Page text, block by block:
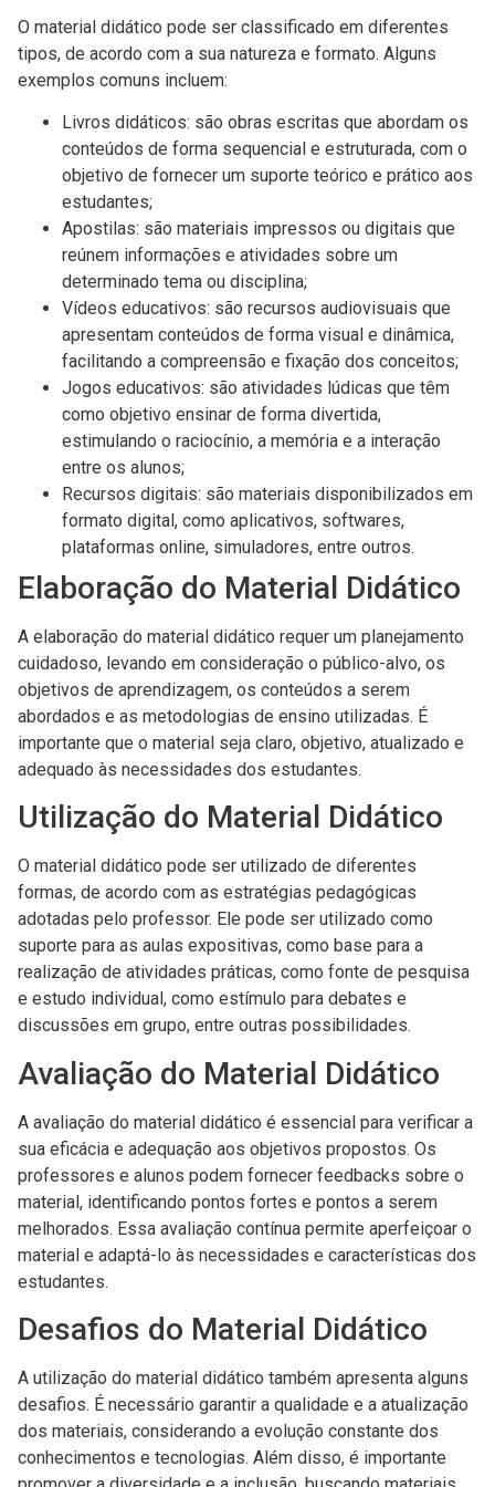
O material didático pode ser classificado em diferentes
tipos, de acordo com a sua natureza e formato. Alguns
exemplos comuns incluem:
Livros didáticos: são obras escritas que abordam os
conteúdos de forma sequencial e estruturada, com o
objetivo de fornecer um suporte teórico e prático aos
estudantes;
Apostilas: são materiais impressos ou digitais que
reúnem informações e atividades sobre um
determinado tema ou disciplina;
Vídeos educativos: são recursos audiovisuais que
apresentam conteúdos de forma visual e dinâmica,
facilitando a compreensão e fixação dos conceitos;
Jogos educativos: são atividades lúdicas que têm
como objetivo ensinar de forma divertida,
estimulando o raciocínio, a memória e a interação
entre os alunos;
Recursos digitais: são materiais disponibilizados em
formato digital, como aplicativos, softwares,
plataformas online, simuladores, entre outros.
Elaboração do Material Didático
A elaboração do material didático requer um planejamento
cuidadoso, levando em consideração o público-alvo, os
objetivos de aprendizagem, os conteúdos a serem
abordados e as metodologias de ensino utilizadas. É
importante que o material seja claro, objetivo, atualizado e
adequado às necessidades dos estudantes.
Utilização do Material Didático
O material didático pode ser utilizado de diferentes
formas, de acordo com as estratégias pedagógicas
adotadas pelo professor. Ele pode ser utilizado como
suporte para as aulas expositivas, como base para a
realização de atividades práticas, como fonte de pesquisa
e estudo individual, como estímulo para debates e
discussões em grupo, entre outras possibilidades.
Avaliação do Material Didático
A avaliação do material didático é essencial para verificar a
sua eficácia e adequação aos objetivos propostos. Os
professores e alunos podem fornecer feedbacks sobre o
material, identificando pontos fortes e pontos a serem
melhorados. Essa avaliação contínua permite aperfeiçoar o
material e adaptá-lo às necessidades e características dos
estudantes.
Desafios do Material Didático
A utilização do material didático também apresenta alguns
desafios. É necessário garantir a qualidade e a atualização
dos materiais, considerando a evolução constante dos
conhecimentos e tecnologias. Além disso, é importante